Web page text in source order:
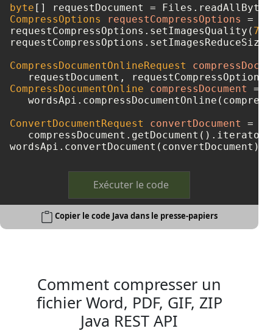
byte [] requestDocument =
CompressOptions
requestCompressOptions =
requestCompressOptions.setImagesQuality( 75
CompressDocumentOnlineRequest
requestDocument,
CompressDocumentOnline
compressDocument
=
ConvertDocumentRequest
convertDocument =
wordsApi.convertDocument(convertDocument);
Exécuter le code
Copier le code Java dans le presse-papiers
Comment compresser un
fichier Word, PDF, GIF, ZIP
Java REST API